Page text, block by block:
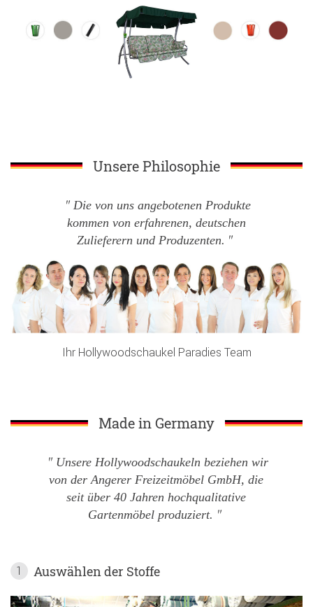
Unsere Philosophie
Die von uns angebotenen Produkte
kommen von erfahrenen, deutschen
Zulieferern und Produzenten.
Ihr Hollywoodschaukel Paradies Team
Made in Germany
Unsere Hollywoodschaukeln beziehen wir
von der Angerer Freizeitmöbel GmbH, die
seit über 40 Jahren hochqualitative
Gartenmöbel produziert.
1 Auswählen der Stoffe